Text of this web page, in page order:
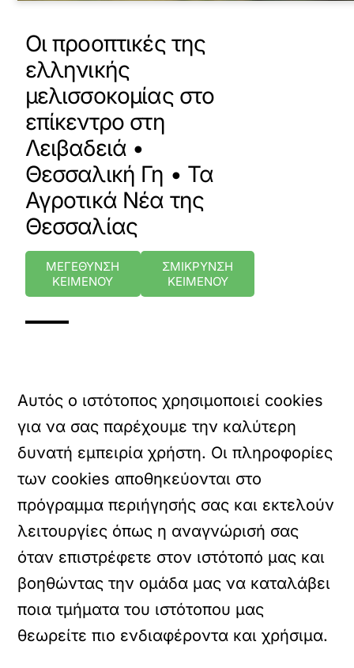
Οι προοπτικές της
ελληνικής
μελισσοκομίας στο
επίκεντρο στη
Λειβαδειά •
Θεσσαλική Γη • Τα
Αγροτικά Νέα της
Θεσσαλίας
ΜΕΓΕΘΥΝΣΗ
ΚΕΙΜΕΝΟΥ
ΣΜΙΚΡΥΝΣΗ
ΚΕΙΜΕΝΟΥ
Αυτός ο ιστότοπος χρησιμοποιεί cookies
για να σας παρέχουμε την καλύτερη
δυνατή εμπειρία χρήστη. Οι πληροφορίες
των cookies αποθηκεύονται στο
πρόγραμμα περιήγησής σας και εκτελούν
λειτουργίες όπως η αναγνώρισή σας
όταν επιστρέφετε στον ιστότοπό μας και
βοηθώντας την ομάδα μας να καταλάβει
ποια τμήματα του ιστότοπου μας
θεωρείτε πιο ενδιαφέροντα και χρήσιμα.